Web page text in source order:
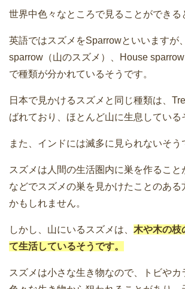
世界中色々なところで見ることができる
英語ではスズメをSparrowといいますが
sparrow（山のスズメ）、House sparrow
で種類が分かれているそうです。
日本で見かけるスズメと同じ種類は、
ばれており、ほとんど山に生息している
また、インドには滅多に見られないそう
スズメは人間の生活圏内に巣を作るこ
などでスズメの巣を見かけたことのある
かもしれません。
しかし、山にいるスズメは、 木や木の枝
て生活しているそうです。
スズメは小さな生き物なので、トビやカ